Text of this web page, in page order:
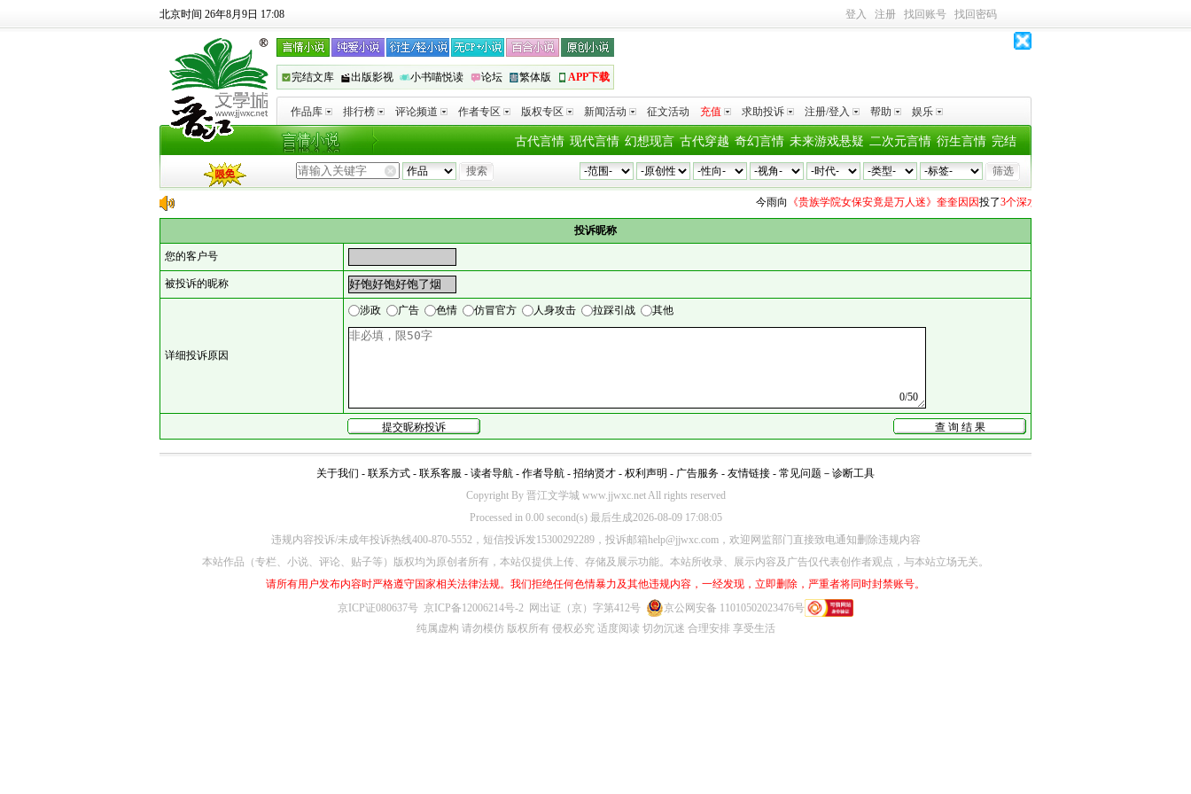
北京时间 26年8月9日 17:08 登入 注册 找回账号 找回密码
完结文库 出版影视 小书喵悦读 论坛 繁体版 APP下载
作品库 排行榜 评论频道 作者专区 版权专区 新闻活动 征文活动 充值 求助投诉 注册/登入 帮助 娱乐
完结
衍生言情
二次元言情
未来游戏悬疑
奇幻言情
古代穿越
幻想现言
现代言情
古代言情
今雨向《贵族学院女保安竟是万人迷》奎奎因因投了3个深水鱼雷
投诉昵称
您的客户号
被投诉的昵称
详细投诉原因
涉政 广告 色情 仿冒官方 人身攻击 拉踩引战 其他
0/50
关于我们 - 联系方式 - 联系客服 - 读者导航 - 作者导航 - 招纳贤才 - 权利声明 - 广告服务 - 友情链接 - 常见问题 － 诊断工具
Copyright By 晋江文学城 www.jjwxc.net All rights reserved
Processed in 0.00 second(s) 最后生成2026-08-09 17:08:05
违规内容投诉/未成年投诉热线400-870-5552，短信投诉发15300292289，投诉邮箱help@jjwxc.com，欢迎网监部门直接致电通知删除违规内容
本站作品（专栏、小说、评论、贴子等）版权均为原创者所有，本站仅提供上传、存储及展示功能。本站所收录、展示内容及广告仅代表创作者观点，与本站立场无关。
请所有用户发布内容时严格遵守国家相关法律法规。我们拒绝任何色情暴力及其他违规内容，一经发现，立即删除，严重者将同时封禁账号。
京ICP证080637号 京ICP备12006214号-2 网出证（京）字第412号
京公网安备 11010502023476号
纯属虚构 请勿模仿 版权所有 侵权必究 适度阅读 切勿沉迷 合理安排 享受生活